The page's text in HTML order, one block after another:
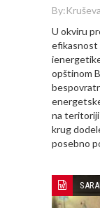
By:
U okviru
efikasnost
opštinom
na teritoriji
krug
posebno